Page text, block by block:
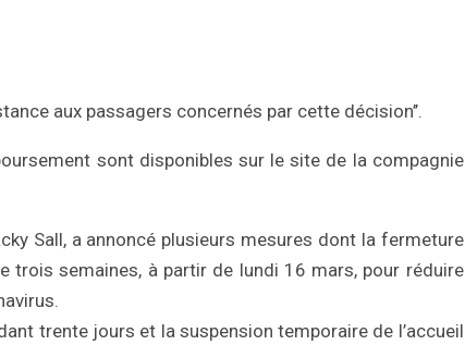
aux passagers concernés par cette décision’’.
sont disponibles sur le site de la compagnie
Sall, a annoncé plusieurs mesures dont la fermeture
trois semaines, à partir de lundi 16 mars, pour réduire
trente jours et la suspension temporaire de l’accueil